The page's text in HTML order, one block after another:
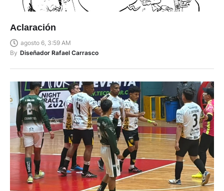
Aclaración
agosto 6, 3:59 AM
By Diseñador Rafael Carrasco